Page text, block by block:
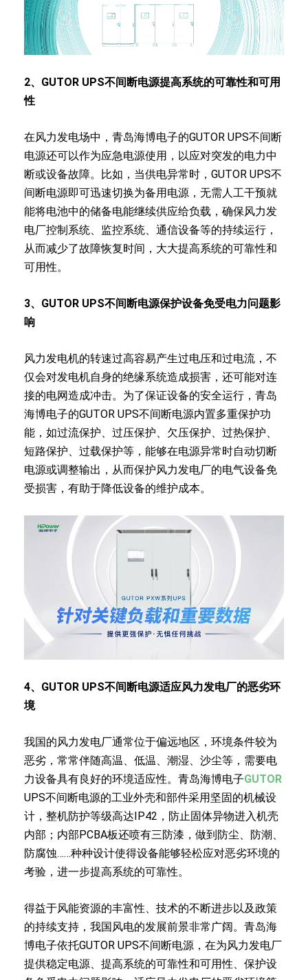
2、 GUTOR UPS不间断电源提高系统的可靠性和可用
性
在风力发电场中，青岛海博电子的GUTOR UPS不间断
电源还可以作为应急电源使用，以应对突发的电力中
断或设备故障。比如，当供电异常时，GUTOR UPS不
间断电源即可迅速切换为备用电源，无需人工干预就
能将电池中的储备电能继续供应给负载，确保风力发
电厂控制系统、监控系统、通信设备等的持续运行，
从而减少了故障恢复时间，大大提高系统的可靠性和
可用性。
3、 GUTOR UPS不间断电源保护设备免受电力问题影
响
风力发电机的转速过高容易产生过电压和过电流，不
仅会对发电机自身的绝缘系统造成损害，还可能对连
接的电网造成冲击。为了保证设备的安全运行，青岛
海博电子的GUTOR UPS不间断电源内置多重保护功
能，如过流保护、过压保护、欠压保护、过热保护、
短路保护、过载保护等，能够在电源异常时自动切断
电源或调整输出，从而保护风力发电厂的电气设备免
受损害，有助于降低设备的维护成本。
4、 GUTOR UPS不间断电源适应风力发电厂的恶劣环
境
我国的风力发电厂通常位于偏远地区，环境条件较为
恶劣，常常伴随高温、低温、潮湿、沙尘等，需要电
力设备具有良好的环境适应性。青岛海博电子GUTOR
UPS不间断电源的工业外壳和部件采用坚固的机械设
计，整机防护等级高达IP42，防止固体异物进入机壳
内部；内部PCBA板还喷有三防漆，做到防尘、防潮、
防腐蚀……种种设计使得设备能够轻松应对恶劣环境的
考验，进一步提高系统的可靠性。
得益于风能资源的丰富性、技术的不断进步以及政策
的持续支持，我国风电的发展前景非常广阔。青岛海
博电子依托GUTOR UPS不间断电源，在为风力发电厂
提供稳定电源、提高系统的可靠性和可用性、保护设